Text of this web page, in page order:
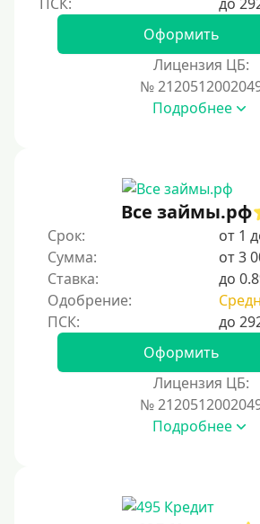
Оформить
Лицензия ЦБ:
№
Подробнее
Все займы.рф
Срок:
от 1
Сумма:
от 3
Ставка:
до
Одобрение:
Оформить
Лицензия ЦБ:
№
Подробнее